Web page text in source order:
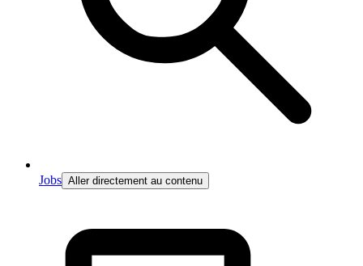
Jobs Aller directement au contenu